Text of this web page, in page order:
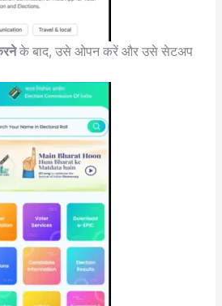
के बाद, उसे ओपन करें और उसे सेटअप